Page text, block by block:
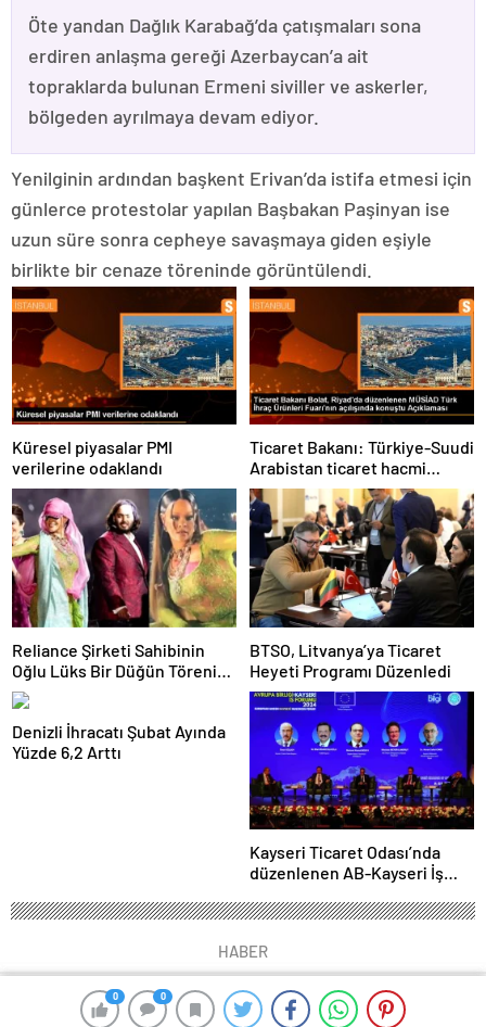
0 0
0 0
Öte yandan Dağlık Karabağ’da çatışmaları sona
erdiren anlaşma gereği Azerbaycan’a ait
topraklarda bulunan Ermeni siviller ve askerler,
bölgeden ayrılmaya devam ediyor.
Yenilginin ardından başkent Erivan’da istifa etmesi için
günlerce protestolar yapılan Başbakan Paşinyan ise
uzun süre sonra cepheye savaşmaya giden eşiyle
birlikte bir cenaze töreninde görüntülendi.
Küresel piyasalar PMI
verilerine odaklandı
Ticaret Bakanı: Türkiye-Suudi
Arabistan ticaret hacmi
artacak
Reliance Şirketi Sahibinin
Oğlu Lüks Bir Düğün Töreni
Düzenledi
BTSO, Litvanya’ya Ticaret
Heyeti Programı Düzenledi
Denizli İhracatı Şubat Ayında
Yüzde 6,2 Arttı
Kayseri Ticaret Odası’nda
düzenlenen AB-Kayseri İş
ve dijitalleşme vurgusu
HABER